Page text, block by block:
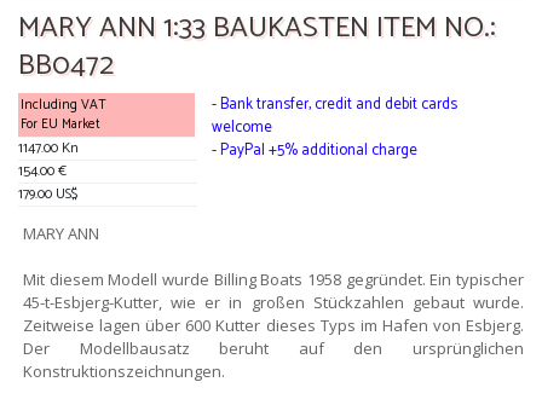
MARY ANN 1:33 BAUKASTEN ITEM NO.:
BB0472
Including VAT
For EU Market
1147.00 Kn
154.00 €
179.00 US$
- Bank transfer, credit and debit cards
welcome
- PayPal +5% additional charge
MARY ANN
Mit diesem Modell wurde Billing Boats 1958 gegründet. Ein typischer
45-t-Esbjerg-Kutter, wie er in großen Stückzahlen gebaut wurde.
Zeitweise lagen über 600 Kutter dieses Typs im Hafen von Esbjerg.
Der Modellbausatz beruht auf den ursprünglichen
Konstruktionszeichnungen.